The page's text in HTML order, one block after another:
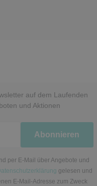
auf dem Laufenden
und Aktionen
Abonnieren
per E-Mail über Angebote und
gelesen und
E-Mail-Adresse zum Zweck